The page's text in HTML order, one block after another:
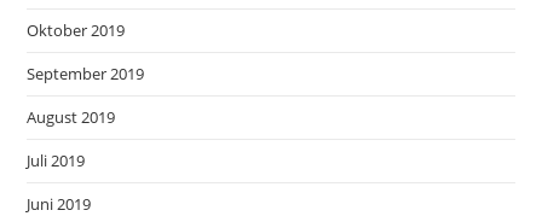
Oktober 2019
September 2019
August 2019
Juli 2019
Juni 2019